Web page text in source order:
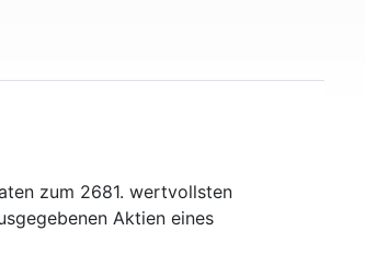
zum 2681. wertvollsten
Aktien eines